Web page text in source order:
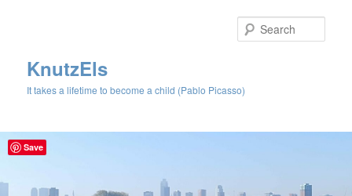
KnutzEls
It takes a lifetime to become a child (Pablo Picasso)
Save